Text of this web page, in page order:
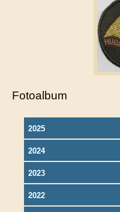
Fotoalbum
2025
2024
2023
2022